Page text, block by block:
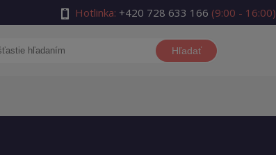
Hotlinka: +420 728 633 166 (9:00 - 16:00)
Hľadať